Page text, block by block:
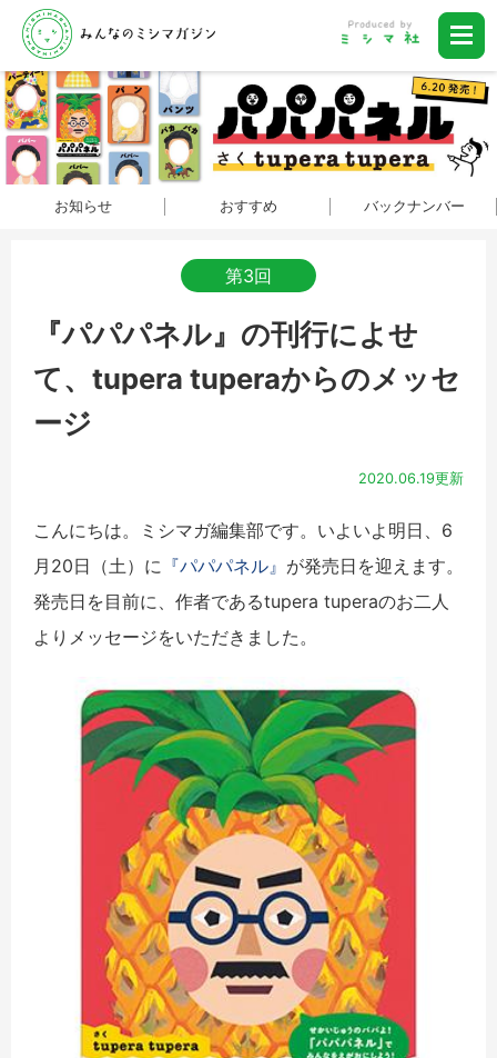
お知らせ おすすめ バックナンバー
第3回
『パパパネル』の刊行によせ
て、tupera tuperaからのメッセ
ージ
2020.06.19更新
こんにちは。ミシマガ編集部です。いよいよ明日、6
月20日（土）に 『パパパネル』 が発売日を迎えます。
発売日を目前に、作者であるtupera tuperaのお二人
よりメッセージをいただきました。